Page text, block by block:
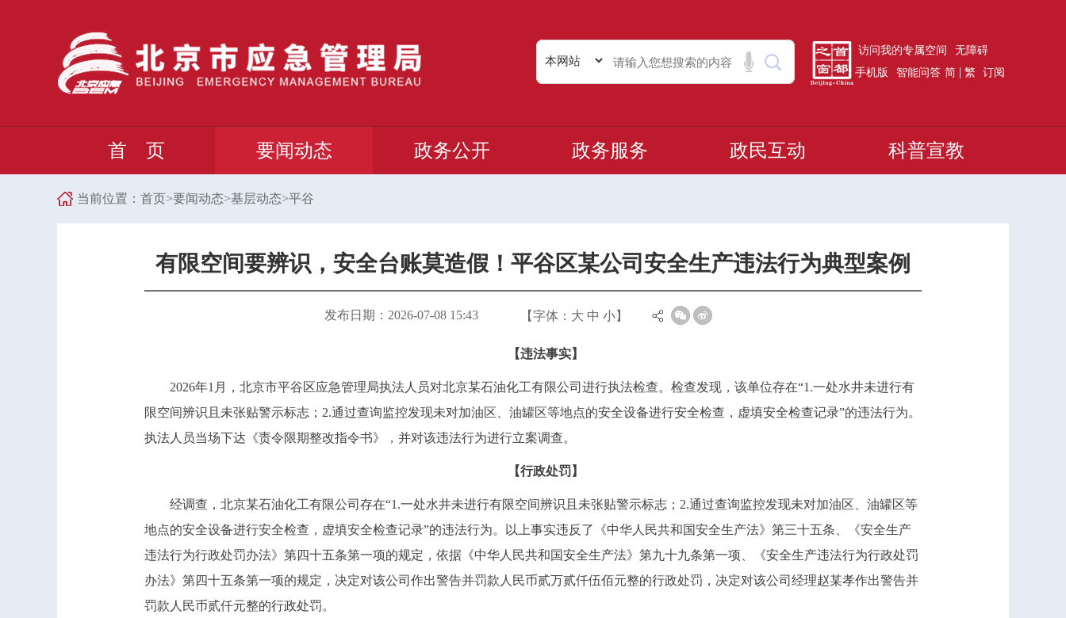
访问我的专属空间
无障碍
手机版
智能问答 简 | 繁 订阅
首 页 要闻动态 政务公开 政务服务 政民互动 科普宣教
当前位置： 首页>要闻动态>基层动态>平谷
有限空间要辨识，安全台账莫造假！平谷区某公司安全生产违法行为典型案例
发布日期：2026-07-08 15:43 【字体： 大 中 小】
【违法事实】
2026年1月，北京市平谷区应急管理局执法人员对北京某石油化工有限公司进行执法检查。检查发现，该单位存在“1.一处水井未进行有
限空间辨识且未张贴警示标志；2.通过查询监控发现未对加油区、油罐区等地点的安全设备进行安全检查，虚填安全检查记录”的违法行为。
执法人员当场下达《责令限期整改指令书》，并对该违法行为进行立案调查。
【行政处罚】
经调查，北京某石油化工有限公司存在“1.一处水井未进行有限空间辨识且未张贴警示标志；2.通过查询监控发现未对加油区、油罐区等
地点的安全设备进行安全检查，虚填安全检查记录”的违法行为。以上事实违反了《中华人民共和国安全生产法》第三十五条、《安全生产
违法行为行政处罚办法》第四十五条第一项的规定，依据《中华人民共和国安全生产法》第九十九条第一项、《安全生产违法行为行政处罚
办法》第四十五条第一项的规定，决定对该公司作出警告并罚款人民币贰万贰仟伍佰元整的行政处罚，决定对该公司经理赵某孝作出警告并
罚款人民币贰仟元整的行政处罚。